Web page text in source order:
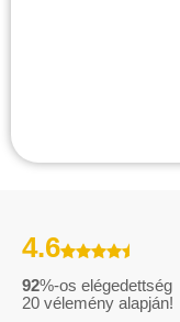
4.6
92%-os elégedettség
20 vélemény alapján!